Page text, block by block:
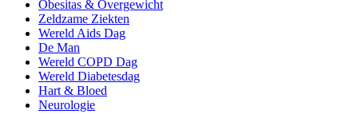
Obesitas & Overgewicht
Zeldzame Ziekten
Wereld Aids Dag
De Man
Wereld COPD Dag
Wereld Diabetesdag
Hart & Bloed
Neurologie